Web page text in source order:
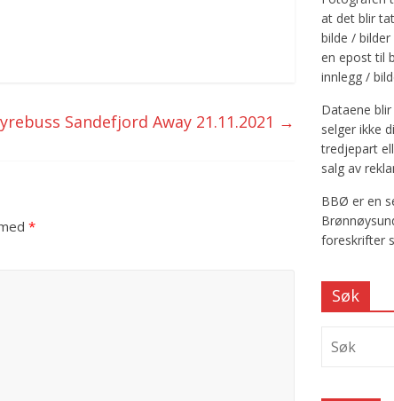
Sandefjord Away 21.11.2021 →
*
at det blir
bilde /
en epost til
innlegg /
Dataene
selger ikke
tredjepart
salg av
BBØ er en
foreskrifter
Søk